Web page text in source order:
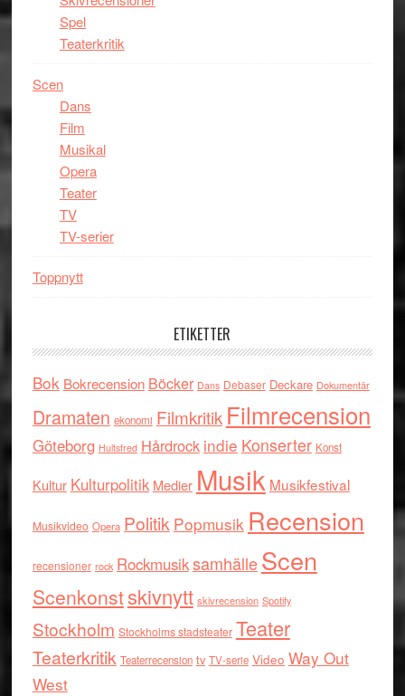
Spel
Teaterkritik
Scen
Dans
Film
Musikal
Opera
Teater
TV
TV-serier
Toppnytt
ETIKETTER
Bok Bokrecension Böcker Dans Debaser Deckare Dokumentär
Dramaten ekonomi Filmkritik Filmrecension
Göteborg Hultsfred Hårdrock indie Konserter Konst
Kultur Kulturpolitik Medier Musik Musikfestival
Musikvideo Opera Politik Popmusik Recension
recensioner rock RockmusiksamhälleScen
Scenkonstskivnytt skivrecension Spotify
Stockholm Stockholms stadsteater Teater
Teaterkritik Teaterrecension tv TV-serie Video Way Out
West